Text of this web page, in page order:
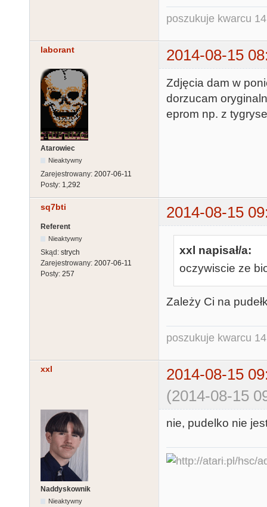
poszukuje kwarcu
laborant 2014-08-15
Atarowiec
Nieaktywny
Zarejestrowany: 2007-06-11
Posty: 1,292
Zdjęcia dam w
dorzucam
eprom np. z
sq7bti 2014-08-15
Referent
Nieaktywny
Skąd: strych
Zarejestrowany: 2007-06-11
Posty: 257
xxl napisał/a:
oczywiscie ze
Zależy Ci na
poszukuje kwarcu
xxl
2014-08-15
(2014-08-15
Naddyskownik
Nieaktywny
nie, pudelko nie